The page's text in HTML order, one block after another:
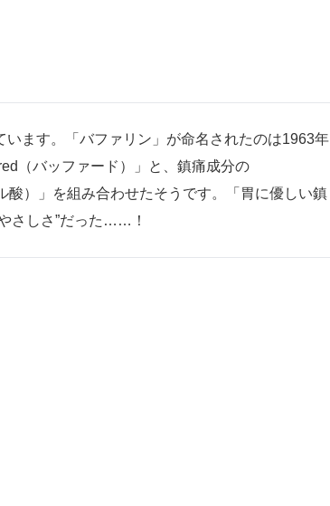
ます。「バファリン」が命名されたのは1963年
（バッファード）」と、鎮痛成分の
酸）」を組み合わせたそうです。「胃に優しい鎮
さしさ”だった……！